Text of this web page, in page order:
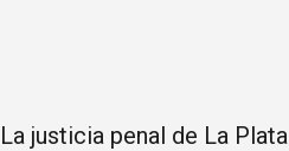
La justicia penal de La Plata